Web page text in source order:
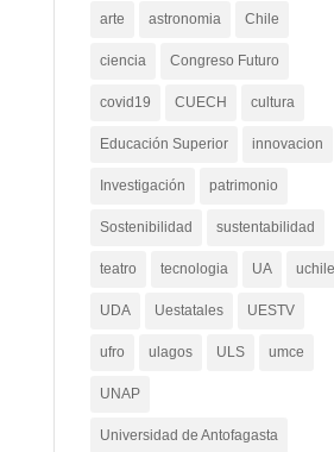
arte astronomia Chile
ciencia Congreso Futuro
covid19 CUECH cultura
Educación Superior innovacion
Investigación patrimonio
Sostenibilidad sustentabilidad
teatro tecnologia UA uchile
UDA Uestatales UESTV
ufro ulagos ULS umce
UNAP
Universidad de Antofagasta